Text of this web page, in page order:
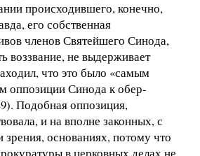
происходившего, конечно,
его собственная
членов Святейшего Синода,
воззвание, не выдерживает
что это было «самым
оппозиции Синода к обер-
Подобная оппозиция,
и на вполне законных, с
зрения, основаниях, потому что